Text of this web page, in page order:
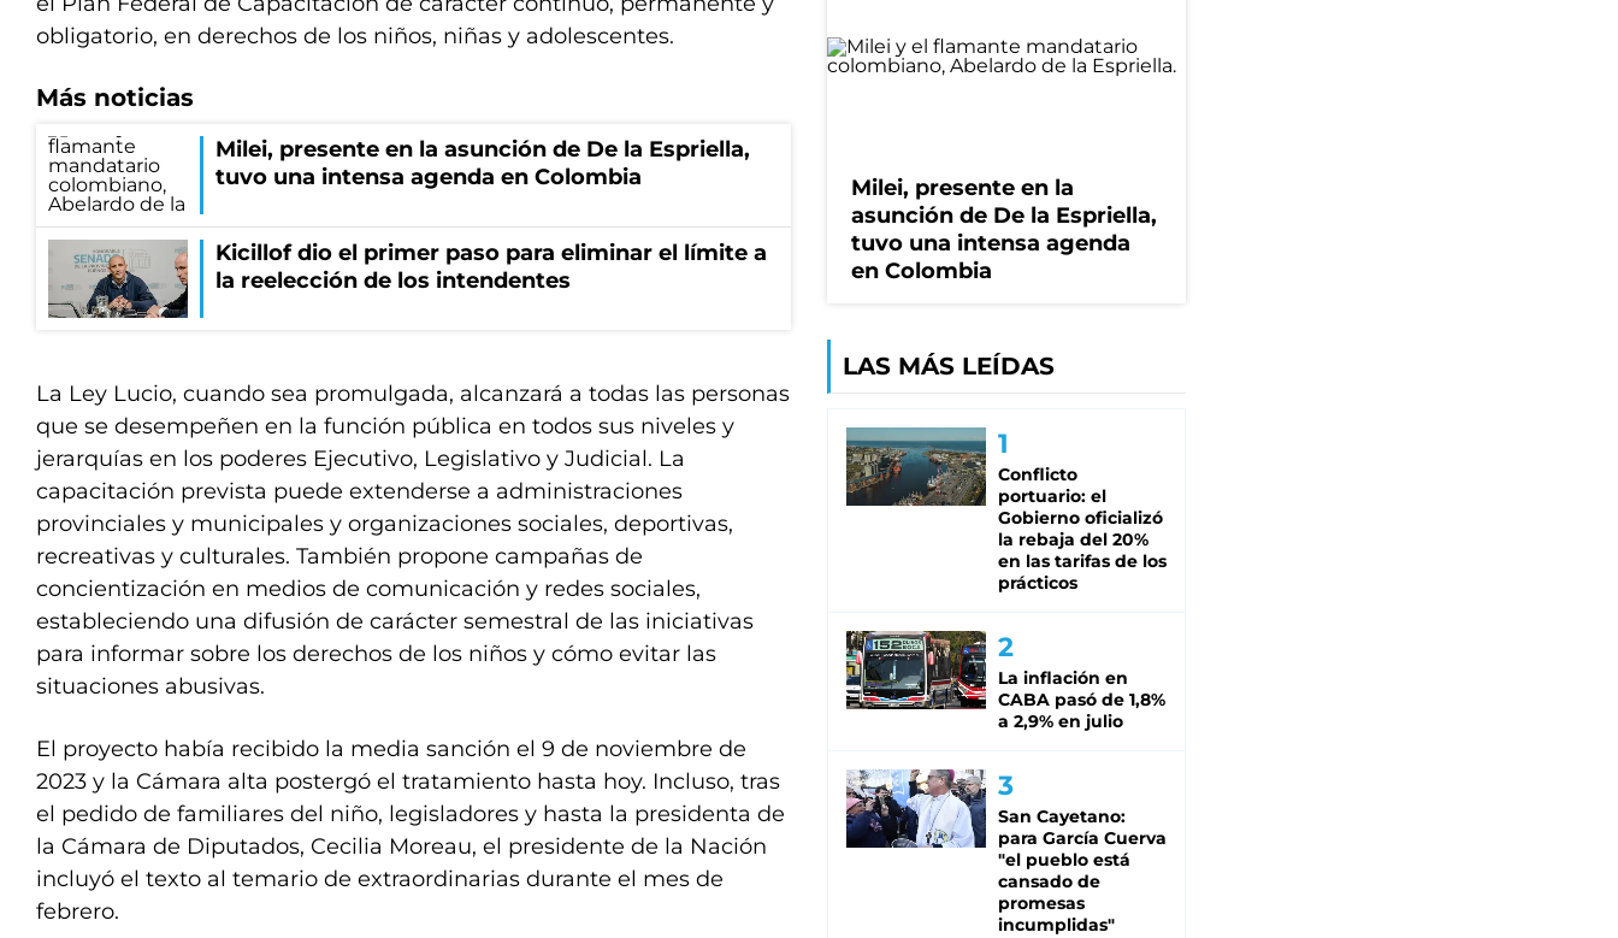
obligatorio, en derechos de los niños, niñas y adolescentes.
Más noticias
Milei, presente en la asunción de De la Espriella,
tuvo una intensa agenda en Colombia
Kicillof dio el primer paso para eliminar el límite a
la reelección de los intendentes
La Ley Lucio, cuando sea promulgada, alcanzará a todas las personas
que se desempeñen en la función pública en todos sus niveles y
jerarquías en los poderes Ejecutivo, Legislativo y Judicial. La
capacitación prevista puede extenderse a administraciones
provinciales y municipales y organizaciones sociales, deportivas,
recreativas y culturales. También propone campañas de
concientización en medios de comunicación y redes sociales,
estableciendo una difusión de carácter semestral de las iniciativas
para informar sobre los derechos de los niños y cómo evitar las
situaciones abusivas.
El proyecto había recibido la media sanción el 9 de noviembre de
2023 y la Cámara alta postergó el tratamiento hasta hoy. Incluso, tras
el pedido de familiares del niño, legisladores y hasta la presidenta de
la Cámara de Diputados, Cecilia Moreau, el presidente de la Nación
incluyó el texto al temario de extraordinarias durante el mes de
febrero.
Milei, presente en la
asunción de De la Espriella,
tuvo una intensa agenda
en Colombia
LAS MÁS LEÍDAS
Conflicto
portuario: el
Gobierno oficializó
la rebaja del 20%
en las tarifas de los
prácticos
La inflación en
CABA pasó de 1,8%
a 2,9% en julio
San Cayetano:
para García Cuerva
"el pueblo está
cansado de
promesas
incumplidas"